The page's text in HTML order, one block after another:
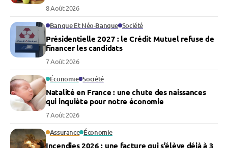
8 Août 2026
Banque Et Néo-Banque Société
Présidentielle 2027 : le Crédit Mutuel refuse de
financer les candidats
7 Août 2026
Économie Société
Natalité en France : une chute des naissances
qui inquiète pour notre économie
7 Août 2026
Assurance Économie
Incendies 2026 : une facture qui s’élève déjà à 3